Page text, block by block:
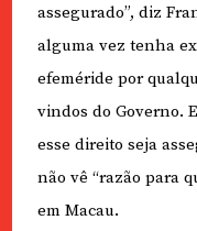
assegurado”, diz
alguma vez tenha
efeméride por
vindos do Governo.
esse direito seja
não vê “razão para
em Macau.